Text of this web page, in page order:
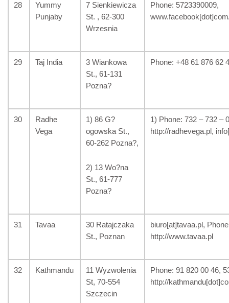
28
Yummy
Punjaby
7 Sienkiewicza
St. , 62-300
Wrzesnia
Phone: 5723390009,
29 Taj India
3 Wiankowa
St., 61-131
Pozna?
Phone: +48 61 876 62
30
Radhe
Vega
1) 86 G?
ogowska St.,
60-262 Pozna?,
2) 13 Wo?na
St., 61-777
Pozna?
1) Phone: 732 – 732 –
http://radhevega.pl,
31 Tavaa
30 Ratajczaka
St., Poznan
biuro[at]tavaa.pl,
http://www.tavaa.pl
32 Kathmandu
11 Wyzwolenia
St, 70-554
Szczecin
Phone: 91 820 00 46,
http://